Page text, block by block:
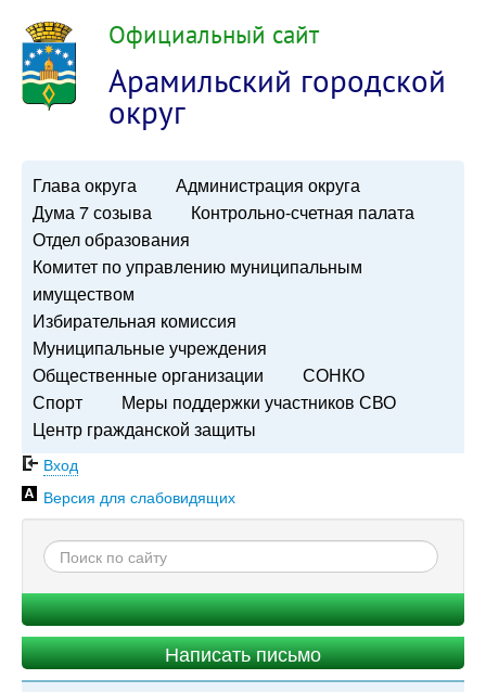
Официальный сайт
Арамильский городской
округ
Глава округа
Администрация округа
Дума 7 созыва
Контрольно-счетная палата
Отдел образования
Комитет по управлению муниципальным
имуществом
Избирательная комиссия
Муниципальные учреждения
Общественные организации
СОНКО
Спорт
Меры поддержки участников СВО
Центр гражданской защиты
Вход
Версия для слабовидящих
Написать письмо